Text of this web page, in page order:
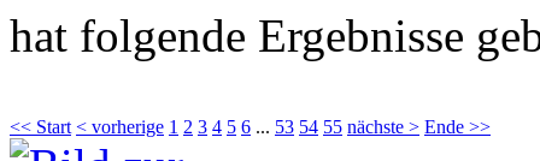
hat folgende Ergebnisse
<< Start < vorherige 1 2 3 4 5 6 ... 53 54 55 nächste > Ende >>